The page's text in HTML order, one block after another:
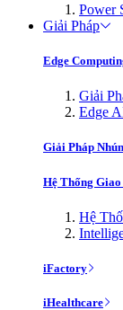
Power
Giải Pháp
Edge
Giải
Edge
Giải Pháp
Hệ Thống
Hệ
iFactory
iHealthcare